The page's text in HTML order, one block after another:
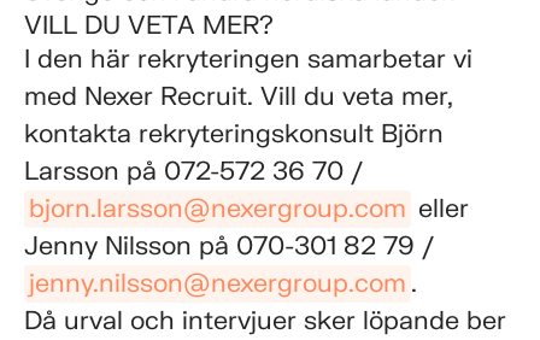
VILL DU VETA MER?
I den här rekryteringen samarbetar vi
med Nexer Recruit. Vill du veta mer,
kontakta rekryteringskonsult Björn
Larsson på 072-572 36 70 /
bjorn.larsson@nexergroup.com eller
Jenny Nilsson på 070-301 82 79 /
jenny.nilsson@nexergroup.com .
Då urval och intervjuer sker löpande ber